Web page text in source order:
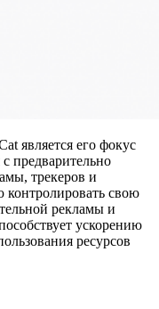
является его фокус
предварительно
трекеров и
контролировать свою
рекламы и
ускорению
ресурсов